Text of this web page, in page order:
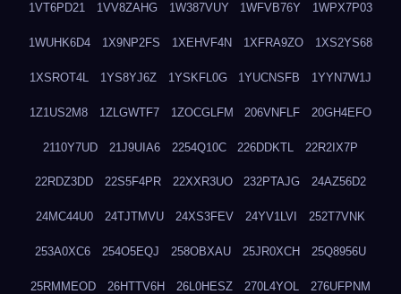
1VT6PD21 1VV8ZAHG 1W387VUY 1WFVB76Y 1WPX7P03
1WUHK6D4 1X9NP2FS 1XEHVF4N 1XFRA9ZO 1XS2YS68
1XSROT4L 1YS8YJ6Z 1YSKFL0G 1YUCNSFB 1YYN7W1J
1Z1US2M8 1ZLGWTF7 1ZOCGLFM 206VNFLF 20GH4EFO
2110Y7UD 21J9UIA6 2254Q10C 226DDKTL 22R2IX7P
22RDZ3DD 22S5F4PR 22XXR3UO 232PTAJG 24AZ56D2
24MC44U0 24TJTMVU 24XS3FEV 24YV1LVI 252T7VNK
253A0XC6 254O5EQJ 258OBXAU 25JR0XCH 25Q8956U
25RMMEOD 26HTTV6H 26L0HESZ 270L4YOL 276UFPNM